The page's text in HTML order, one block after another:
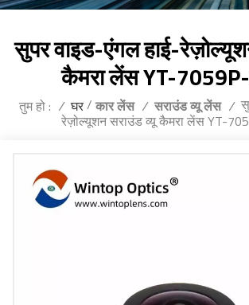
सुपर वाइड-एंगल हाई-
कैमरा लेंस YT-
तुम हो : / घर/ कार लेंस / सराउंड व्यू लेंस /
रेज़ोल्यूशन सराउंड व्यू कैमरा लेंस YT-